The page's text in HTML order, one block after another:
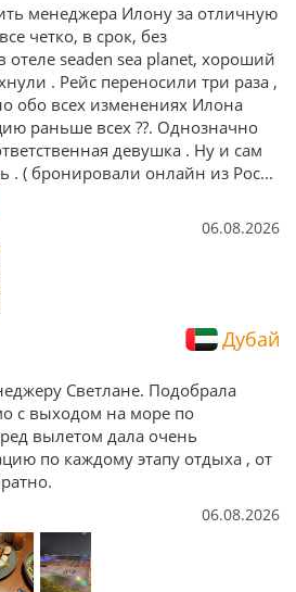
менеджера Илону за отличную
четко, в срок, без
seaden sea planet, хороший
. Рейс переносили три раза ,
обо всех изменениях Илона
раньше всех ??. Однозначно
девушка . Ну и сам
. ( бронировали онлайн из Рос...
06.08.2026
Дубай
Светлане. Подобрала
с выходом на море по
вылетом дала очень
по каждому этапу отдыха , от
06.08.2026